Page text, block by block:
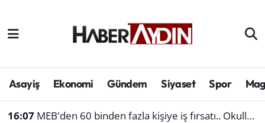
Asayiş Ekonomi Gündem Siyaset Spor
16:07 MEB'den 60 binden fazla kişiye iş fırsatı.. Okullara personel alınacak
Afyonkarahisar
Çevre
Aydın Hava Durumu
Süper Lig Puan Durumu ve Fikstür